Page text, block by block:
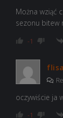
Można wziąć
sezonu bitew
-1
flisa
oczywiście ja
-1